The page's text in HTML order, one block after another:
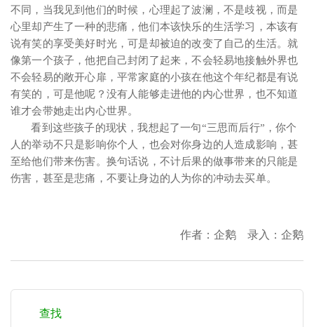
不同，当我见到他们的时候，心理起了波澜，不是歧视，而是
心里却产生了一种的悲痛，他们本该快乐的生活学习，本该有
说有笑的享受美好时光，可是却被迫的改变了自己的生活。就
像第一个孩子，他把自己封闭了起来，不会轻易地接触外界也
不会轻易的敞开心扉，平常家庭的小孩在他这个年纪都是有说
有笑的，可是他呢？没有人能够走进他的内心世界，也不知道
谁才会带她走出内心世界。
看到这些孩子的现状，我想起了一句“三思而后行”，你个
人的举动不只是影响你个人，也会对你身边的人造成影响，甚
至给他们带来伤害。换句话说，不计后果的做事带来的只能是
伤害，甚至是悲痛，不要让身边的人为你的冲动去买单。
作者：企鹅 录入：企鹅
查找